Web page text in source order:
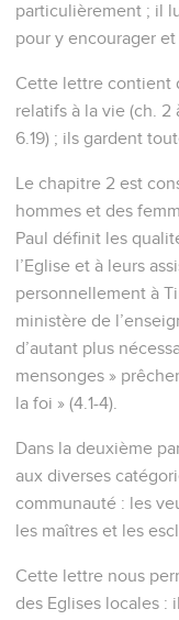
particulièrement ; il
pour y encourager et
Cette lettre contient
relatifs à la vie (ch. 2
6.19) ; ils gardent
Le chapitre 2 est
hommes et des
Paul définit les
l’Eglise et à leurs
personnellement à
ministère de
d’autant plus
mensonges »
la foi » (4.1-4).
Dans la deuxième
aux diverses
communauté : les
les maîtres et les
Cette lettre nous
des Eglises locales :